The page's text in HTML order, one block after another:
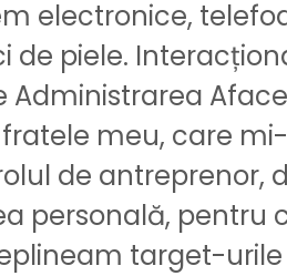
electronice,
de piele.
Administrarea
meu, care
de antreprenor,
personală, pentru
target-urile